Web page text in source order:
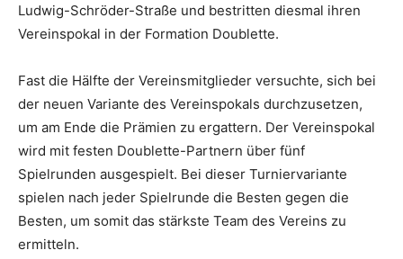
Ludwig-Schröder-Straße und bestritten diesmal ihren
Vereinspokal in der Formation Doublette.
Fast die Hälfte der Vereinsmitglieder versuchte, sich bei
der neuen Variante des Vereinspokals durchzusetzen,
um am Ende die Prämien zu ergattern. Der Vereinspokal
wird mit festen Doublette-Partnern über fünf
Spielrunden ausgespielt. Bei dieser Turniervariante
spielen nach jeder Spielrunde die Besten gegen die
Besten, um somit das stärkste Team des Vereins zu
ermitteln.